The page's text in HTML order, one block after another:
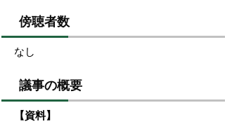
傍聴者数
なし
議事の概要
【資料】